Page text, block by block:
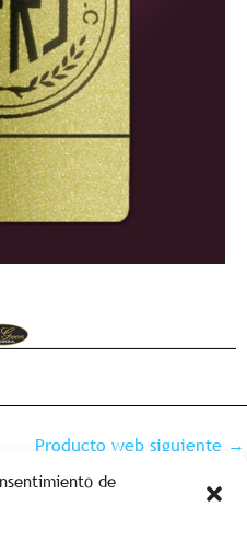
de
Producto web siguiente →